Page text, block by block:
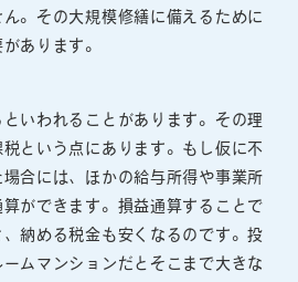
。その大規模修繕に備えるために
あります。
いわれることがあります。その理
という点にあります。もし仮に不
合には、ほかの給与所得や事業所
ができます。損益通算することで
納める税金も安くなるのです。投
ムマンションだとそこまで大きな